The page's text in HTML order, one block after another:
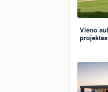
Vieno
projektas